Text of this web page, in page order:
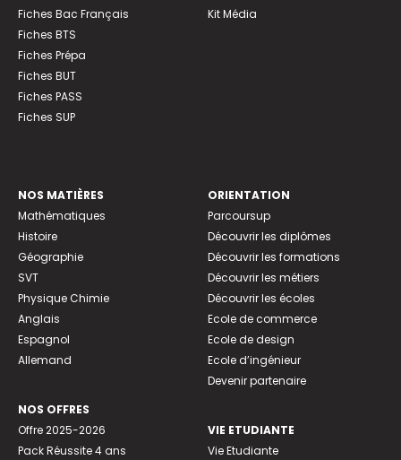
Fiches Bac Français
Fiches BTS
Fiches Prépa
Fiches BUT
Fiches PASS
Fiches SUP
Kit Média
NOS MATIÈRES
Mathématiques
Histoire
Géographie
SVT
Physique Chimie
Anglais
Espagnol
Allemand
NOS OFFRES
Offre 2025-2026
Pack Réussite 4 ans
ORIENTATION
Parcoursup
Découvrir les diplômes
Découvrir les formations
Découvrir les métiers
Découvrir les écoles
Ecole de commerce
Ecole de design
Ecole d’ingénieur
Devenir partenaire
VIE ETUDIANTE
Vie Etudiante